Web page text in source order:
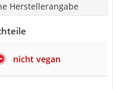
Herstellerangabe
nicht vegan